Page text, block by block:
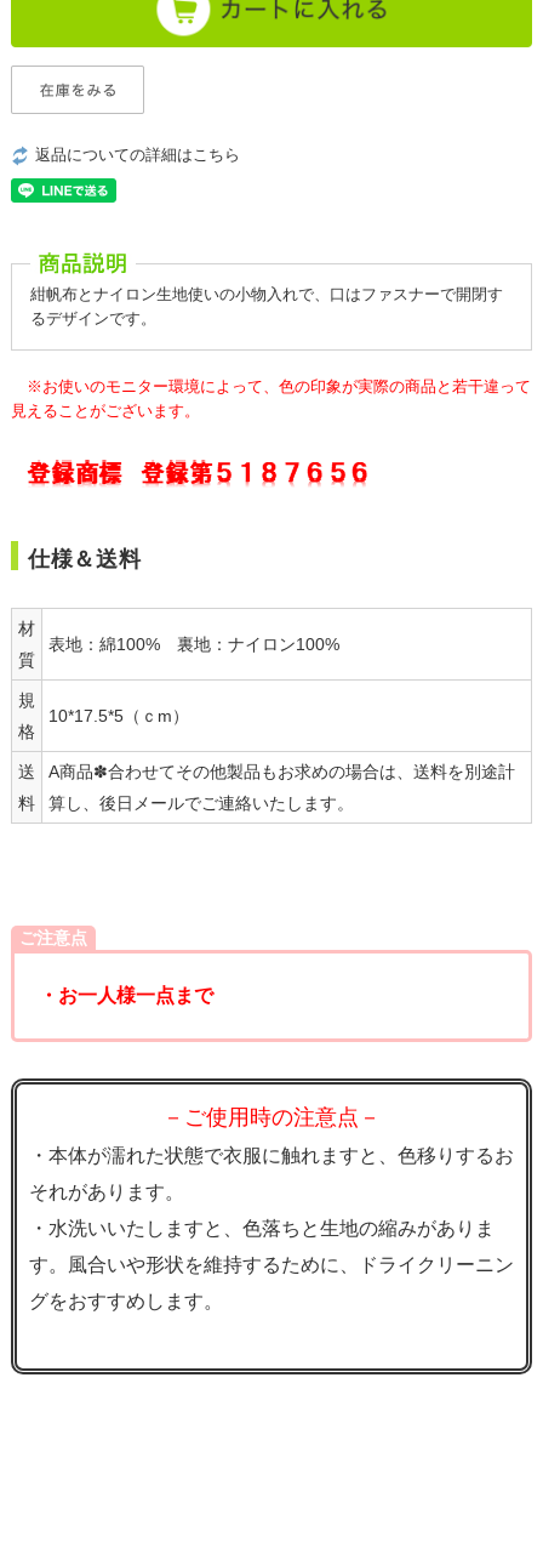
返品についての詳細はこちら
紺帆布とナイロン生地使いの小物入れで、口はファスナーで開閉す
るデザインです。
※お使いのモニター環境によって、色の印象が実際の商品と若干違って
見えることがございます。
仕様＆送料
材
質
表地：綿100% 裏地：ナイロン100%
規
格
10*17.5*5（ｃm）
送
料
A商品✽合わせてその他製品もお求めの場合は、送料を別途計
算し、後日メールでご連絡いたします。
ご注意点
・お一人様一点まで
－ご使用時の注意点－
・本体が濡れた状態で衣服に触れますと、色移りするお
それがあります。
・水洗いいたしますと、色落ちと生地の縮みがありま
す。風合いや形状を維持するために、ドライクリーニン
グをおすすめします。